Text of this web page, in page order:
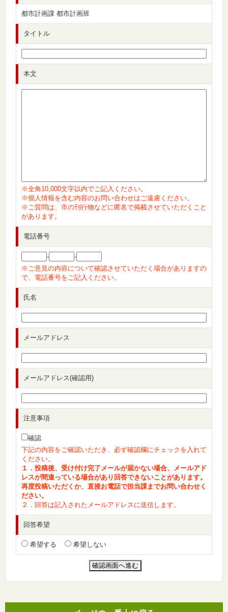
都市計画課 都市計画班
タイトル
本文
※全角10,000文字以内でご記入ください。
※個人情報を含む内容のお問い合わせはご遠慮ください。
※ご質問は、市の刊行物などに匿名で掲載させていただくこと
があります。
電話番号
-
-
※ご意見の内容について確認させていただく場合がありますの
で、電話番号をご記入ください。
氏名
メールアドレス
メールアドレス(確認用)
注意事項
確認
下記の内容をご確認いただき、必ず確認欄にチェックを入れて
ください。
１．投稿後、受け付け完了メールが届かない場合、メールアド
レスが間違っている場合があり回答できないことがあります。
再度投稿いただくか、直接お電話で担当課までお問い合わせく
ださい。
２．回答は記入されたメールアドレスに送信します。
回答希望
希望する 希望しない